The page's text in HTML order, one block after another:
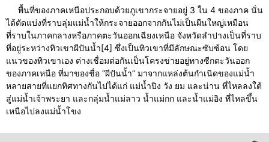
พื้นที่ของภาคเหนือประกอบด้วยภูเขากระจายอยู่ 3 ใน 4 ของภาค นั่น
ได้ตัดแบ่งที่ราบลุ่มแม่น้ำให้กระจายออกจากกันไม่เป็นผืนใหญ่เหมือน
ที่ราบในภาคกลางหรือภาคตะวันออกเฉียงเหนือ จังหวัดลำปางเป็นที่ราบ
ที่อยู่ระหว่างทิวเขาผีปันน้ำ[4] ซึ่งเป็นทิวเขาที่มีลักษณะซับซ้อน โดย
แนวของทิวเขาเอง ต่างเชื่อมต่อกันเป็นโครงข่ายอยู่ทางซีกตะวันออก
ของภาคเหนือ ที่มาของชื่อ “ผีปันน้ำ” มาจากแหล่งต้นกำเนิดของแม่น้ำ
หลายสายที่แยกทิศทางกันไปได้แก่ แม่น้ำปิง วัง ยม และน่าน ที่ไหลลงใต้
สู่แม่น้ำเจ้าพระยา และกลุ่มน้ำแม่ลาว น้ำแม่กก และน้ำแม่อิง ที่ไหลขึ้น
เหนือไปลงแม่น้ำโขง